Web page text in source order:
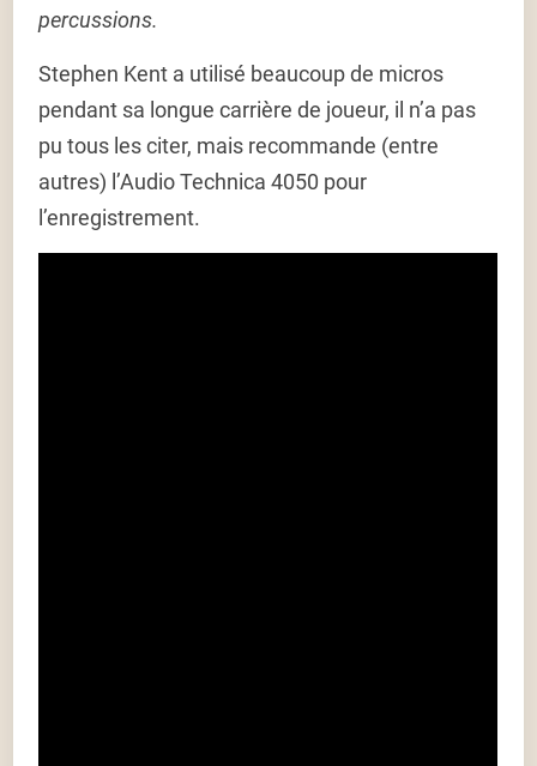
percussions.
Stephen Kent a utilisé beaucoup de micros
pendant sa longue carrière de joueur, il n’a pas
pu tous les citer, mais recommande (entre
autres) l’Audio Technica 4050 pour
l’enregistrement.